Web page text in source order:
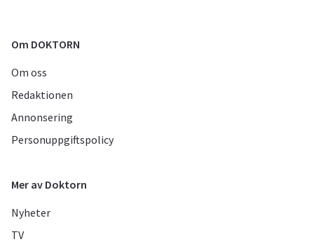
Om DOKTORN
Om oss
Redaktionen
Annonsering
Personuppgiftspolicy
Mer av Doktorn
Nyheter
TV